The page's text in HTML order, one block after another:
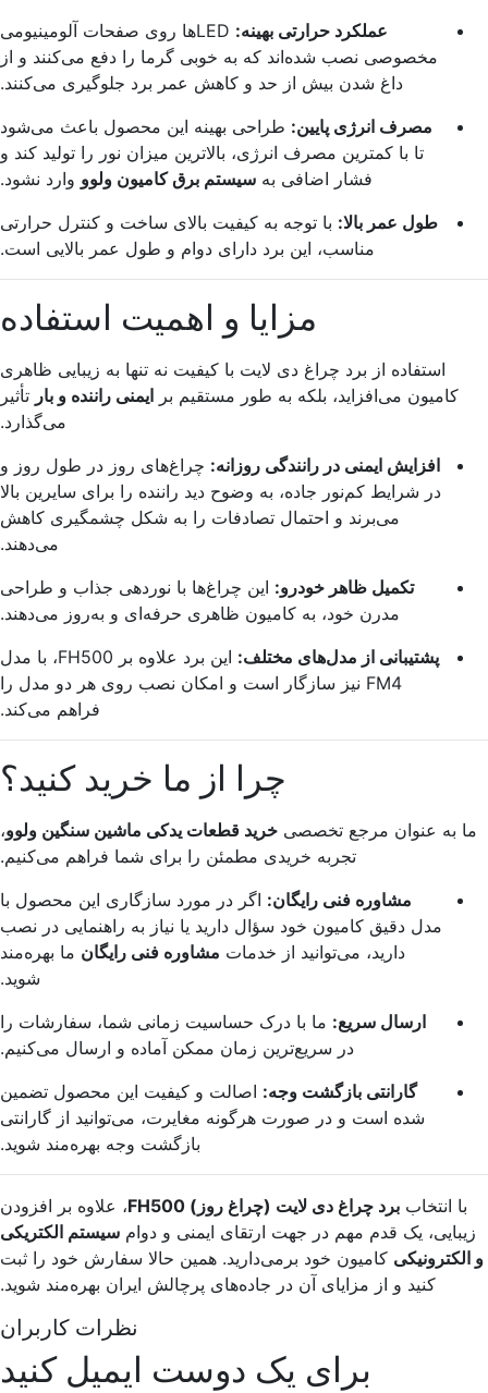
عملکرد حرارتی بهینه:
LEDها روی صفحات آلومینیومی
مخصوصی نصب شده‌اند که به خوبی گرما را دفع می‌کنند و از
داغ شدن بیش از حد و کاهش عمر برد جلوگیری می‌کنند.
مصرف انرژی پایین: طراحی بهینه این محصول باعث می‌شود
تا با کمترین مصرف انرژی، بالاترین میزان نور را تولید کند و
فشار اضافی به سیستم برق کامیون ولوو وارد نشود.
طول عمر بالا: با توجه به کیفیت بالای ساخت و کنترل حرارتی
مناسب، این برد دارای دوام و طول عمر بالایی است.
مزایا و اهمیت استفاده
استفاده از برد چراغ دی لایت با کیفیت نه تنها به زیبایی ظاهری
کامیون می‌افزاید، بلکه به طور مستقیم بر ایمنی راننده و بار تأثیر
می‌گذارد.
افزایش ایمنی در رانندگی روزانه: چراغ‌های روز در طول روز و
در شرایط کم‌نور جاده، به وضوح دید راننده را برای سایرین بالا
می‌برند و احتمال تصادفات را به شکل چشمگیری کاهش
می‌دهند.
تکمیل ظاهر خودرو: این چراغ‌ها با نوردهی جذاب و طراحی
مدرن خود، به کامیون ظاهری حرفه‌ای و به‌روز می‌دهند.
پشتیبانی از مدل‌های مختلف:
این برد علاوه بر FH500، با مدل
FM4 نیز سازگار است و امکان نصب روی هر دو مدل را
فراهم می‌کند.
چرا از ما خرید کنید؟
ما به عنوان مرجع تخصصی خرید قطعات یدکی ماشین سنگین ولوو،
تجربه خریدی مطمئن را برای شما فراهم می‌کنیم.
مشاوره فنی رایگان: اگر در مورد سازگاری این محصول با
مدل دقیق کامیون خود سؤال دارید یا نیاز به راهنمایی در نصب
دارید، می‌توانید از خدمات مشاوره فنی رایگان ما بهره‌مند
شوید.
ارسال سریع: ما با درک حساسیت زمانی شما، سفارشات را
در سریع‌ترین زمان ممکن آماده و ارسال می‌کنیم.
گارانتی بازگشت وجه: اصالت و کیفیت این محصول تضمین
شده است و در صورت هرگونه مغایرت، می‌توانید از گارانتی
بازگشت وجه بهره‌مند شوید.
با انتخاب برد چراغ دی لایت (چراغ روز) FH500
، علاوه بر افزودن
زیبایی، یک قدم مهم در جهت ارتقای ایمنی و دوام سیستم الکتریکی
و الکترونیکی کامیون خود برمی‌دارید. همین حالا سفارش خود را ثبت
کنید و از مزایای آن در جاده‌های پرچالش ایران بهره‌مند شوید.
نظرات کاربران
برای یک دوست ایمیل کنید